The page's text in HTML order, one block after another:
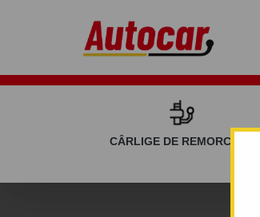
CÂRLIGE DE REMORCARE